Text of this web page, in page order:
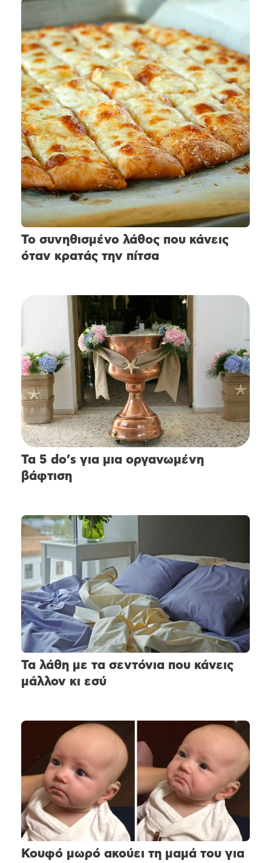
Το συνηθισμένο λάθος που κάνεις
όταν κρατάς την πίτσα
Τα 5 do’s για μια οργανωμένη
βάφτιση
Τα λάθη με τα σεντόνια που κάνεις
μάλλον κι εσύ
Κουφό μωρό ακούει τη μαμά του για